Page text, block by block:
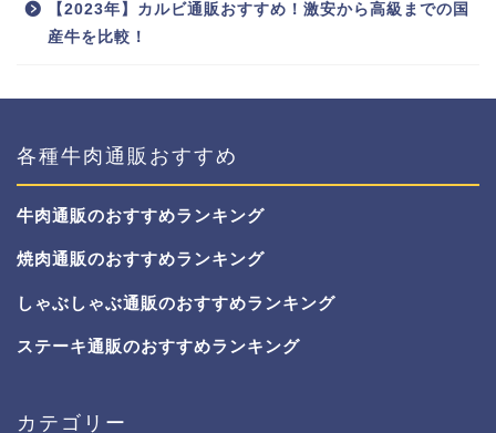
【2023年】カルビ通販おすすめ！激安から高級までの国
産牛を比較！
各種牛肉通販おすすめ
牛肉通販のおすすめランキング
焼肉通販のおすすめランキング
しゃぶしゃぶ通販のおすすめランキング
ステーキ通販のおすすめランキング
カテゴリー